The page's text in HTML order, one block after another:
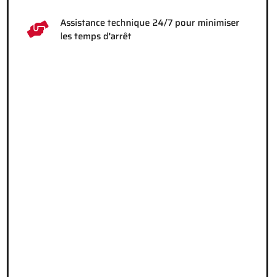
Assistance technique 24/7 pour minimiser
les temps d'arrêt